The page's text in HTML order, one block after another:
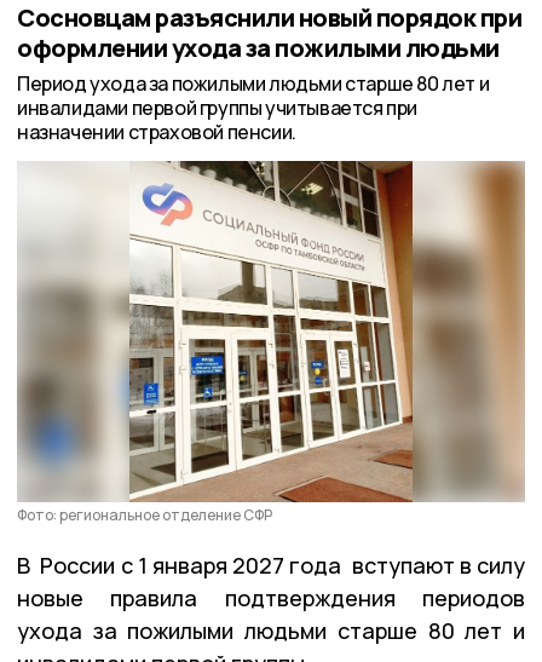
Сосновцам разъяснили новый порядок при
оформлении ухода за пожилыми людьми
Период ухода за пожилыми людьми старше 80 лет и
инвалидами первой группы учитывается при
назначении страховой пенсии.
Фото: региональное отделение СФР
В России с 1 января 2027 года вступают в силу
новые правила подтверждения периодов
ухода за пожилыми людьми старше 80 лет и